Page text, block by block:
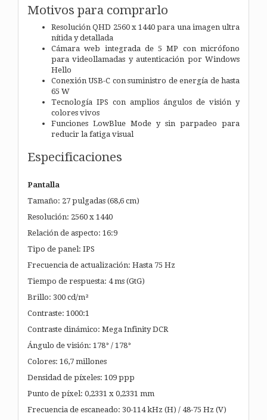
Motivos para comprarlo
Resolución QHD 2560 x 1440 para una imagen ultra
nítida y detallada
Cámara web integrada de 5 MP con micrófono
para videollamadas y autenticación por Windows
Hello
Conexión USB-C con suministro de energía de hasta
65 W
Tecnología IPS con amplios ángulos de visión y
colores vivos
Funciones LowBlue Mode y sin parpadeo para
reducir la fatiga visual
Especificaciones
Pantalla
Tamaño: 27 pulgadas (68,6 cm)
Resolución: 2560 x 1440
Relación de aspecto: 16:9
Tipo de panel: IPS
Frecuencia de actualización: Hasta 75 Hz
Tiempo de respuesta: 4 ms (GtG)
Brillo: 300 cd/m²
Contraste: 1000:1
Contraste dinámico: Mega Infinity DCR
Ángulo de visión: 178° / 178°
Colores: 16,7 millones
Densidad de píxeles: 109 ppp
Punto de píxel: 0,2331 x 0,2331 mm
Frecuencia de escaneado: 30-114 kHz (H) / 48-75 Hz (V)